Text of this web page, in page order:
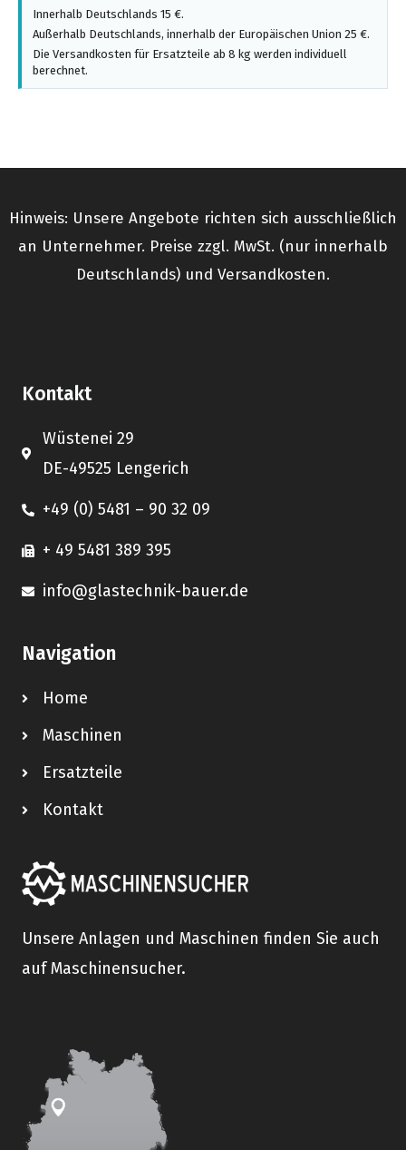
Innerhalb Deutschlands 15 €.
Außerhalb Deutschlands, innerhalb der Europäischen Union 25 €.
Die Versandkosten für Ersatzteile ab 8 kg werden individuell
berechnet.
Hinweis: Unsere Angebote richten sich ausschließlich
an Unternehmer. Preise zzgl. MwSt. (nur innerhalb
Deutschlands) und Versandkosten.
Kontakt
Wüstenei 29
DE-49525 Lengerich
+49 (0) 5481 – 90 32 09
+ 49 5481 389 395
info@glastechnik-bauer.de
Navigation
Home
Maschinen
Ersatzteile
Kontakt
Unsere Anlagen und Maschinen finden Sie auch
auf Maschinensucher.